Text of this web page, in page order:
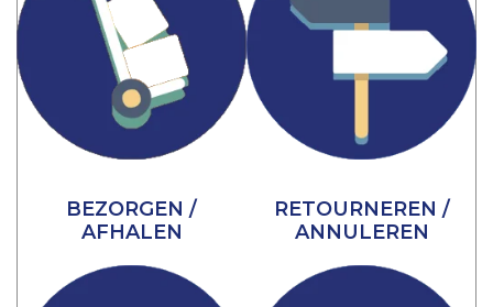
BEZORGEN /
AFHALEN
RETOURNEREN /
ANNULEREN